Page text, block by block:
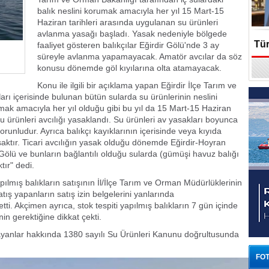
balık neslini korumak amacıyla her yıl 15 Mart-15
Haziran tarihleri arasında uygulanan su ürünleri
avlanma yasağı başladı. Yasak nedeniyle bölgede
faaliyet gösteren balıkçılar Eğirdir Gölü'nde 3 ay
süreyle avlanma yapamayacak. Amatör avcılar da söz
konusu dönemde göl kıyılarına olta atamayacak.
Konu ile ilgili bir açıklama yapan Eğirdir İlçe Tarım ve
içerisinde bulunan bütün sularda su ürünlerinin neslini
amacıyla her yıl olduğu gibi bu yıl da 15 Mart-15 Haziran
avcılığı yasaklandı. Su ürünleri av yasakları boyunca
Ayrıca balıkçı kayıklarının içerisinde veya kıyıda
Ticari avcılığın yasak olduğu dönemde Eğirdir-Hoyran
ve bunların bağlantılı olduğu sularda (gümüşi havuz balığı
dedi.
balıkların satışının İl/İlçe Tarım ve Orman Müdürlüklerinin
yapanların satış izin belgelerini yanlarında
Akçimen ayrıca, stok tespiti yapılmış balıkların 7 gün içinde
gerektiğine dikkat çekti.
hakkında 1380 sayılı Su Ürünleri Kanunu doğrultusunda